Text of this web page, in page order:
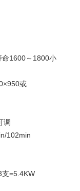
命1600～1800小
或
调
102min
支=5.4KW